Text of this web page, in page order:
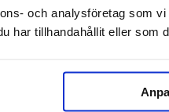
och analysföretag som
har tillhandahållit eller som